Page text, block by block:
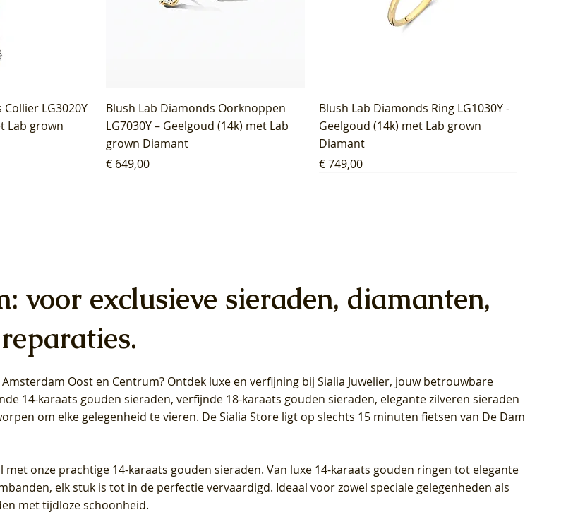
LG3020Y
Lab grown
Blush Lab Diamonds Oorknoppen
LG7030Y – Geelgoud (14k) met Lab
grown Diamant
Prijs
€ 649,00
Blush Lab Diamonds Ring LG1030Y -
Geelgoud (14k) met Lab grown
Diamant
Prijs
€ 749,00
(14k) met Lab
Blush Lab Diamonds Ring LG1028Y -
Geelgoud (14k) met Lab grown
Diamant
Blush Lab Diamonds Collier LG3014Y
- Geelgoud (14k) met Lab grown
Diamant
LG1042Y –
grown
Blush Lab Diamonds Oorknoppen
LG7027Y - Geelgoud (14k) met Lab
grown Diamant
Blush Lab Diamonds Ring LG1029Y -
Geelgoud (14k) met Lab grown
Diamant
LG1044Y –
grown
Blush Lab Diamonds Oorknoppen
LG7026Y - Geelgoud (14k) met Lab
grown Diamant
Blush Lab Diamonds Oorknoppen
LG7033Y – Geelgoud (14k) met Lab
grown Diamant
voor exclusieve sieraden, diamanten,
Oost en Centrum? Ontdek luxe en verfijning bij Sialia Juwelier, jouw betrouwbare
14-karaats gouden sieraden, verfijnde 18-karaats gouden sieraden, elegante zilveren sieraden
om elke gelegenheid te vieren. De Sialia Store ligt op slechts 15 minuten fietsen van De Dam
met onze prachtige 14-karaats gouden sieraden. Van luxe 14-karaats gouden ringen tot elegante
elk stuk is tot in de perfectie vervaardigd. Ideaal voor zowel speciale gelegenheden als
met tijdloze schoonheid.